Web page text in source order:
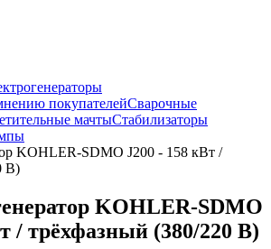
покупателейСварочные
мачтыСтабилизаторы
KOHLER-SDMO J200 - 158 кВт /
В)
KOHLER-SDMO
/ трёхфазный (380/220 В)